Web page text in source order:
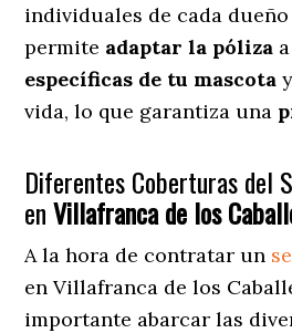
individuales de cada
permite adaptar la póliza
específicas de tu mascota
vida, lo que garantiza una
Diferentes Coberturas del
en Villafranca de los
A la hora de contratar un
en Villafranca de los
importante abarcar las